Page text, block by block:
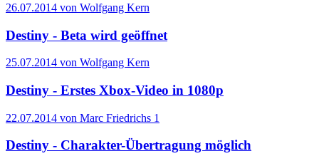
26.07.2014 von Wolfgang Kern
Destiny - Beta wird geöffnet
25.07.2014 von Wolfgang Kern
Destiny - Erstes Xbox-Video in 1080p
22.07.2014 von Marc Friedrichs 1
Destiny - Charakter-Übertragung möglich